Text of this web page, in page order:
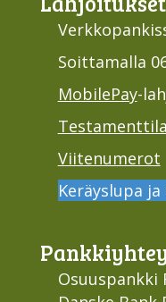
Soittamalla
MobilePay-
Viitenumerot
Keräyslupa
Osuuspankki